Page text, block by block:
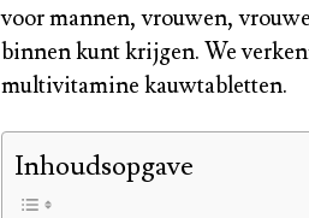
voor mannen, vrouwen,
binnen kunt krijgen. We
multivitamine kauwtabletten.
Inhoudsopgave